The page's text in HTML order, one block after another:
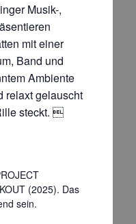
Musik-,
mit einer
Band und
Ambiente
relaxt gelauscht
steckt. 
(2025). Das
sein.